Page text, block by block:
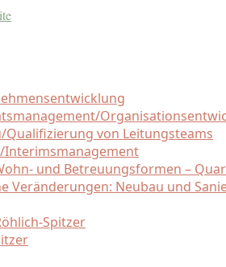
Qualifizierung von Leitungsteams
Interimsmanagement
und Betreuungsformen –
Veränderungen: Neubau und
Spitzer